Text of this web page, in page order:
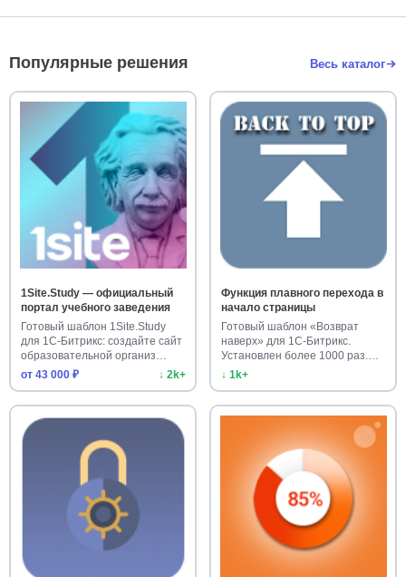
Популярные решения Весь каталог
1Site.Study — официальный
портал учебного заведения
Готовый шаблон 1Site.Study
для 1С-Битрикс: создайте сайт
образовательной организ…
от 43 000 ₽
↓ 2k+
Функция плавного перехода в
начало страницы
Готовый шаблон «Возврат
наверх» для 1С-Битрикс.
Установлен более 1000 раз.
Улучш…
↓ 1k+